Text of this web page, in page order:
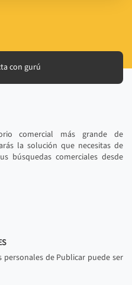
con gurú
comercial más grande de
la solución que necesitas de
búsquedas comerciales desde
de Publicar puede ser